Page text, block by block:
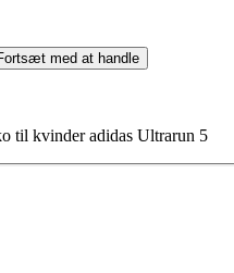
med at handle
til kvinder adidas Ultrarun 5